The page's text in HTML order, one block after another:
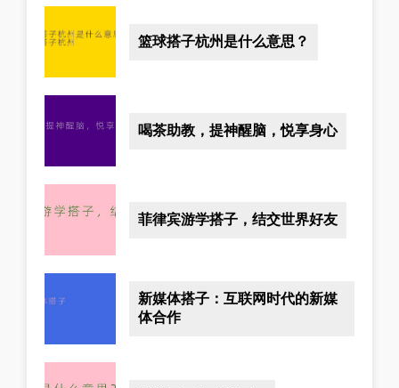
篮球搭子杭州是什么意思？
喝茶助教，提神醒脑，悦享身心
菲律宾游学搭子，结交世界好友
新媒体搭子：互联网时代的新媒
体合作